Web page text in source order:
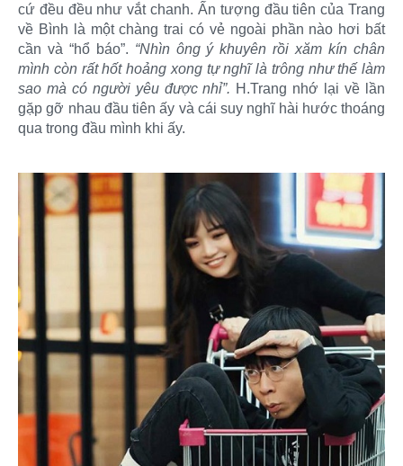
cứ đều đều như vắt chanh. Ấn tượng đầu tiên của Trang
về Bình là một chàng trai có vẻ ngoài phần nào hơi bất
cần và “hổ báo”. “Nhìn ông ý khuyên rồi xăm kín chân
mình còn rất hốt hoảng xong tự nghĩ là trông như thế làm
sao mà có người yêu được nhỉ”. H.Trang nhớ lại về lần
gặp gỡ nhau đầu tiên ấy và cái suy nghĩ hài hước thoáng
qua trong đầu mình khi ấy.